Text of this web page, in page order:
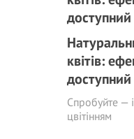
квітів:
доступний
Спробуйте —
цвітінням